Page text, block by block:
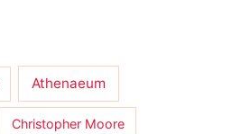
Athenaeum
Christopher Moore